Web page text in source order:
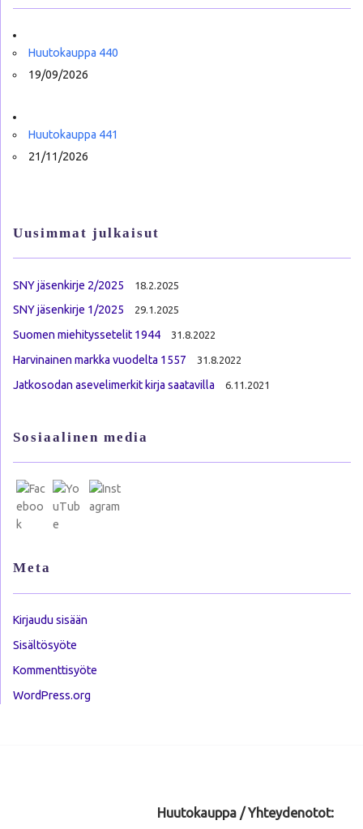
Huutokauppa 440
19/09/2026
Huutokauppa 441
21/11/2026
Uusimmat julkaisut
SNY jäsenkirje 2/2025 18.2.2025
SNY jäsenkirje 1/2025 29.1.2025
Suomen miehityssetelit 1944 31.8.2022
Harvinainen markka vuodelta 1557 31.8.2022
Jatkosodan asevelimerkit kirja saatavilla 6.11.2021
Sosiaalinen media
Meta
Kirjaudu sisään
Sisältösyöte
Kommenttisyöte
WordPress.org
Huutokauppa / Yhteydenotot: